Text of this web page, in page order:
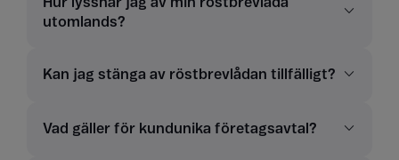
utomlands?
Kan jag stänga av röstbrevlådan tillfälligt?
Vad gäller för kundunika företagsavtal?